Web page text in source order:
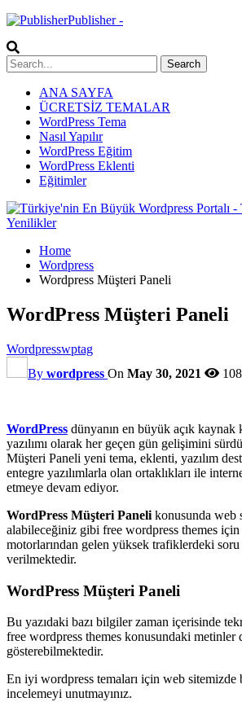
Publisher -
ANA SAYFA
ÜCRETSİZ TEMALAR
WordPress Tema
Nasıl Yapılır
WordPress Eğitim
WordPress Eklenti
Eğitimler
Home
Wordpress
Wordpress Müşteri Paneli
WordPress Müşteri Paneli
Wordpresswptag
By wordpress On May 30, 2021 108
WordPress dünyanın en büyük açık kaynak
yazılımı olarak her geçen gün gelişimini
Müşteri Paneli yeni tema, eklenti, yazılım
entegre yazılımlarla olan ortaklıkları ile
etmeye devam ediyor.
WordPress Müşteri Paneli konusunda web
alabileceğiniz gibi free wordpress themes
motorlarından gelen yüksek trafiklerdeki
verilmektedir.
WordPress Müşteri Paneli
Bu yazıdaki bazı bilgiler zaman içerisinde
free wordpress themes konusundaki metinler
gösterebilmektedir.
En iyi wordpress temaları için web sitemizde
incelemeyi unutmayınız.